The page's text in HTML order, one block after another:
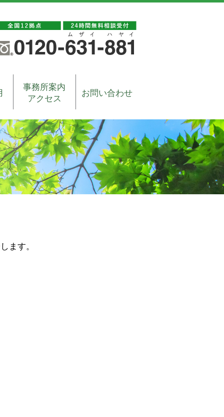
事務所案内
アクセス
お問い合わせ
ます。